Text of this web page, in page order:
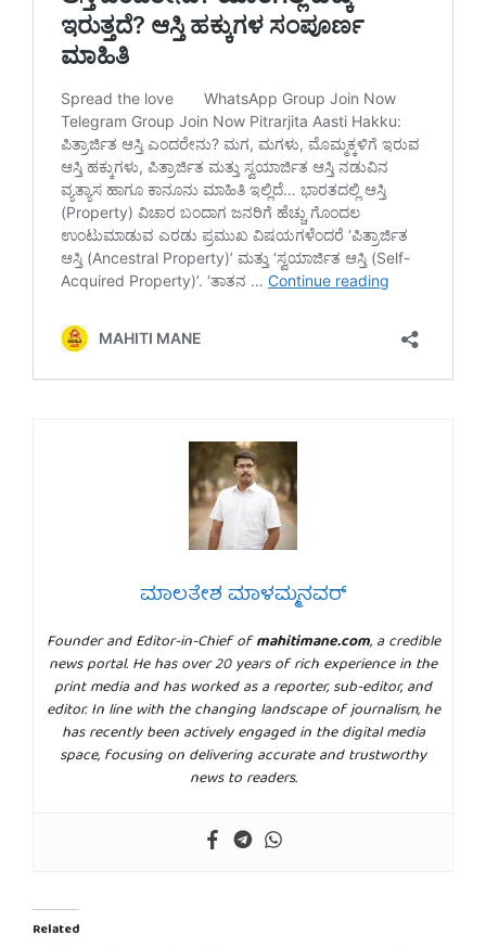
ಮಾಲತೇಶ ಮಾಳಮ್ಮನವರ್
Founder and Editor-in-Chief ofmahitimane.com, a credible
news portal. He has over 20 years of rich experience in the
print media and has worked as a reporter, sub-editor, and
editor. In line with the changing landscape of journalism, he
has recently been actively engaged in the digital media
space, focusing on delivering accurate and trustworthy
news to readers.
Related